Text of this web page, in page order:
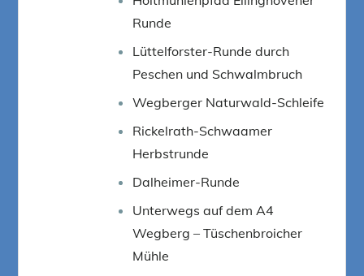
Runde
Lüttelforster-Runde durch
Peschen und Schwalmbruch
Wegberger Naturwald-Schleife
Rickelrath-Schwaamer
Herbstrunde
Dalheimer-Runde
Unterwegs auf dem A4
Wegberg – Tüschenbroicher
Mühle